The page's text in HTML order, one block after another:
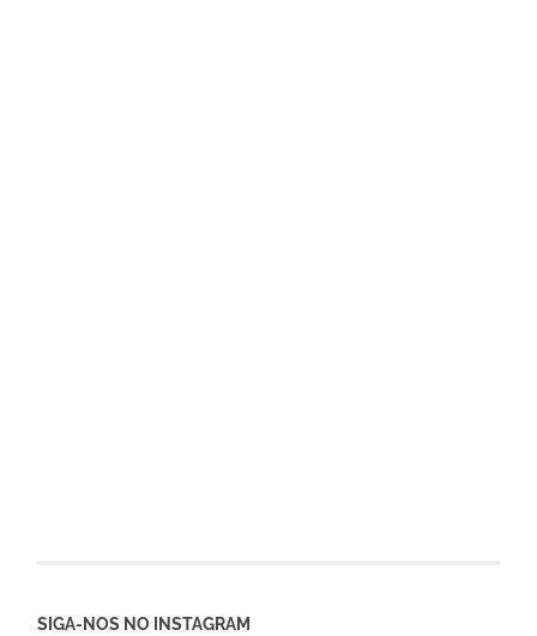
SIGA-NOS NO INSTAGRAM